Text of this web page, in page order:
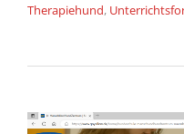
Therapiehund,